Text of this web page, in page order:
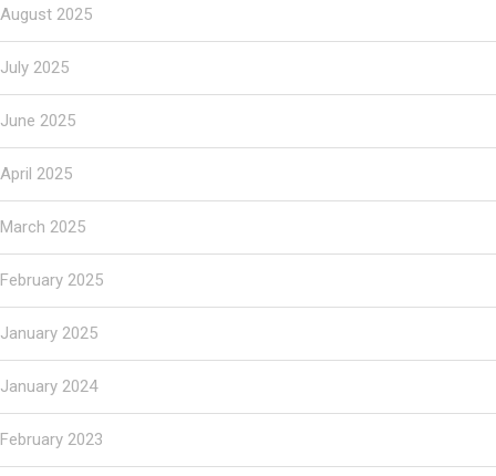
August 2025
July 2025
June 2025
April 2025
March 2025
February 2025
January 2025
January 2024
February 2023